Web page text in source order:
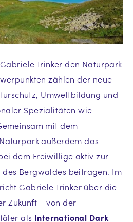
Trinker den Naturpark
zählen der neue
Umweltbildung und
Spezialitäten wie
mit dem
außerdem das
dem Freiwillige aktiv zur
Bergwaldes beitragen. Im
Gabriele Trinker über die
Zukunft – von der
als International Dark